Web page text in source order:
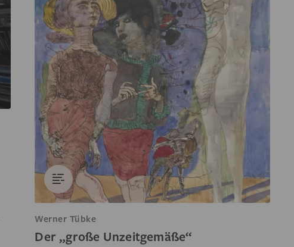
Werner Tübke
Der „große Unzeitgemäße“